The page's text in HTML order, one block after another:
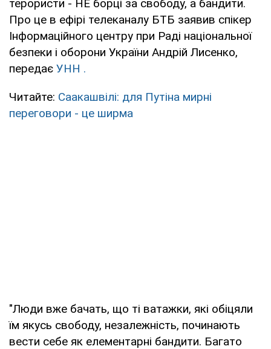
терористи - НЕ борці за свободу, а бандити.
Про це в ефірі телеканалу БТБ заявив спікер
Інформаційного центру при Раді національної
безпеки і оборони України Андрій Лисенко,
передає УНН .
Читайте: Саакашвілі: для Путіна мирні
переговори - це ширма
"Люди вже бачать, що ті ватажки, які обіцяли
їм якусь свободу, незалежність, починають
вести себе як елементарні бандити. Багато